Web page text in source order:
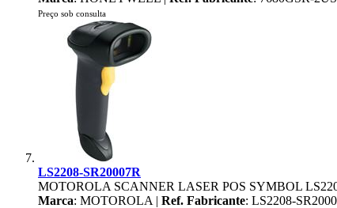
Preço sob consulta
LS2208-SR20007R
MOTOROLA SCANNER LASER POS SYMBOL
Marca: MOTOROLA | Ref. Fabricante: LS2208-